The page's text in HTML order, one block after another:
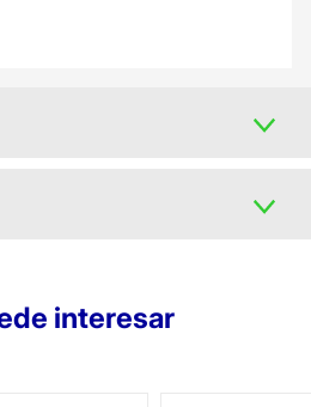
interesar